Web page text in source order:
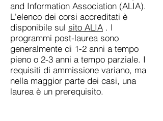
and Information Association (ALIA).
L'elenco dei corsi accreditati è
disponibile sul sito ALIA . I
programmi post-laurea sono
generalmente di 1-2 anni a tempo
pieno o 2-3 anni a tempo parziale. I
requisiti di ammissione variano, ma
nella maggior parte dei casi, una
laurea è un prerequisito.